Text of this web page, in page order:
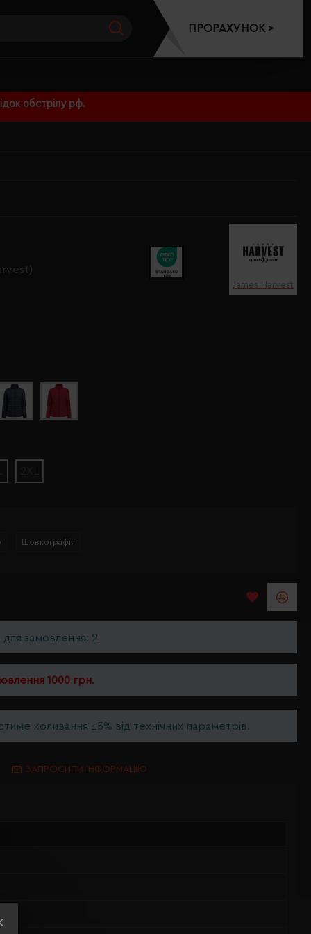
обстрілу рф.
ПРОРАХУНОК >
James Harvest
Шовкографія
для замовлення: 2
1000 грн.
коливання ±5% від технічних параметрів.
ЗАПРОСИТИ ІНФОРМАЦІЮ